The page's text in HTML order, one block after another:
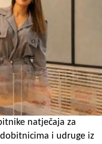
natječaja za
i udruge iz